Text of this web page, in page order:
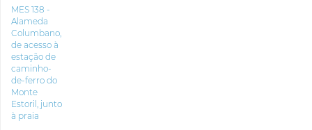
MES 138 -
Alameda
Columbano,
de acesso à
estação de
caminho-
de-ferro do
Monte
Estoril, junto
à praia